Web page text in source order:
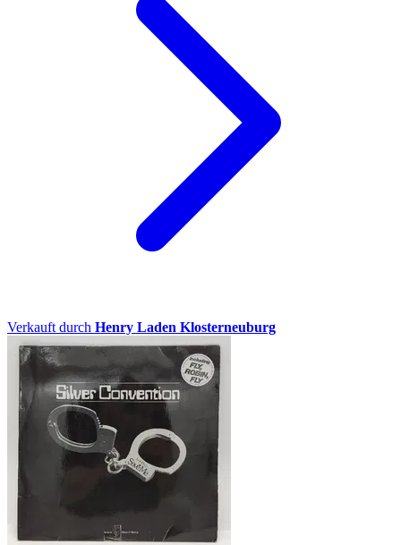
Verkauft durch Henry Laden Klosterneuburg